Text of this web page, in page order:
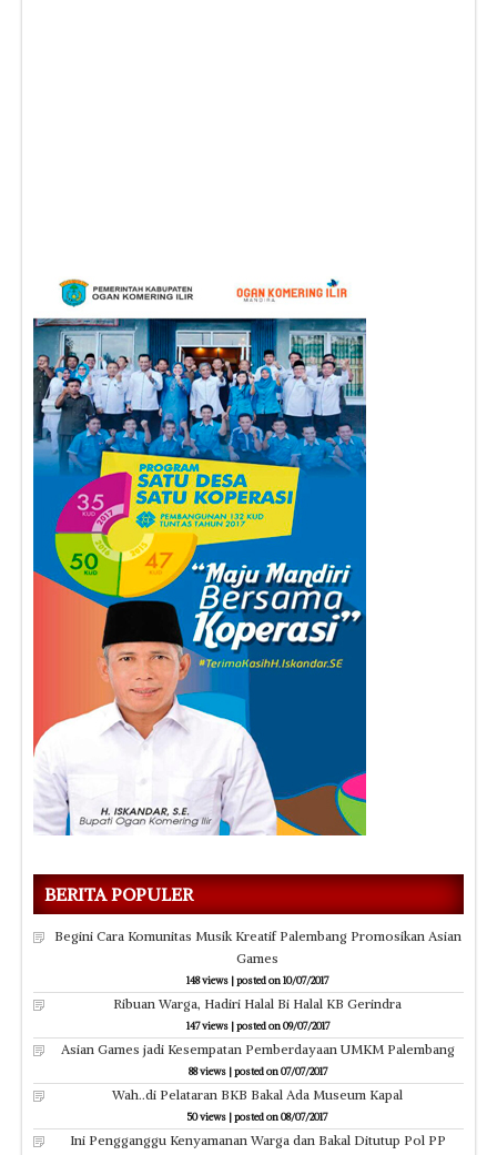
BERITA POPULER
Begini Cara Komunitas Musik Kreatif Palembang Promosikan Asian
Games
148 views |posted on 10/07/2017
Ribuan Warga, Hadiri Halal Bi Halal KB Gerindra
147 views|posted on 09/07/2017
Asian Games jadi Kesempatan Pemberdayaan UMKM Palembang
88 views|posted on 07/07/2017
Wah..di Pelataran BKB Bakal Ada Museum Kapal
50 views |posted on 08/07/2017
Ini Pengganggu Kenyamanan Warga dan Bakal Ditutup Pol PP